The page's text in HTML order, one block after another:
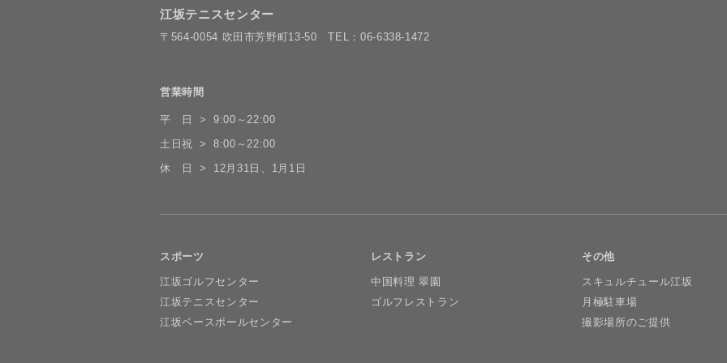
江坂テニスセンター
〒564-0054 吹田市芳野町13-50TEL：06-6338-1472
営業時間
平 日
9:00～22:00
土日祝
8:00～22:00
休 日
12月31日、1月1日
スポーツ
江坂ゴルフセンター
江坂テニスセンター
江坂ベースボールセンター
レストラン
中国料理 翠園
ゴルフレストラン
その他
スキュルチュール江坂
月極駐車場
撮影場所のご提供